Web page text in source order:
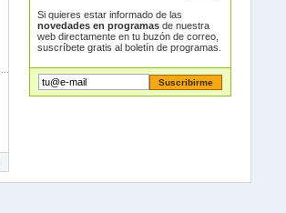
Si quieres estar informado de las
novedades en programasde nuestra
web directamente en tu buzón de correo,
suscríbete gratis al boletín de programas.